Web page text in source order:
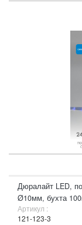
Дюралайт LED,
Ø10мм, бухта
Артикул :
121-123-3